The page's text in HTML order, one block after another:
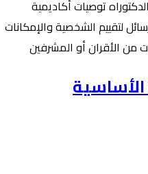
توصيات أكاديمية
لتقييم الشخصية والإمكانات
من الأقران أو المشرفين